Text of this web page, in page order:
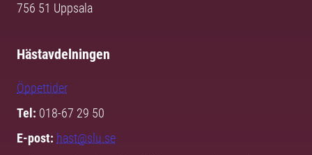
756 51 Uppsala
Hästavdelningen
Öppettider
Tel: 018-67 29 50
E-post: hast@slu.se